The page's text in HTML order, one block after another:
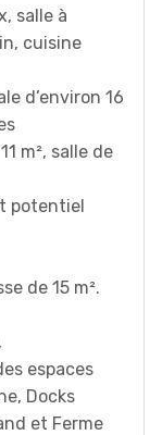
salle à
cuisine
d’environ 16
m², salle de
potentiel
de 15 m².
espaces
Docks
et Ferme